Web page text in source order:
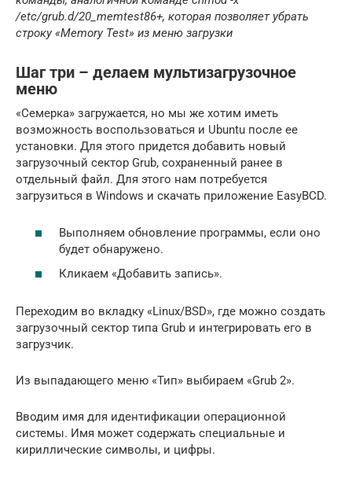
/etc/grub.d/20_memtest86+, которая позволяет убрать
строку «Memory Test» из меню загрузки
Шаг три – делаем мультизагрузочное
меню
«Семерка» загружается, но мы же хотим иметь
возможность воспользоваться и Ubuntu после ее
установки. Для этого придется добавить новый
загрузочный сектор Grub, сохраненный ранее в
отдельный файл. Для этого нам потребуется
загрузиться в Windows и скачать приложение EasyBCD.
Выполняем обновление программы, если оно
будет обнаружено.
Кликаем «Добавить запись».
Переходим во вкладку «Linux/BSD», где можно создать
загрузочный сектор типа Grub и интегрировать его в
загрузчик.
Из выпадающего меню «Тип» выбираем «Grub 2».
Вводим имя для идентификации операционной
системы. Имя может содержать специальные и
кириллические символы, и цифры.